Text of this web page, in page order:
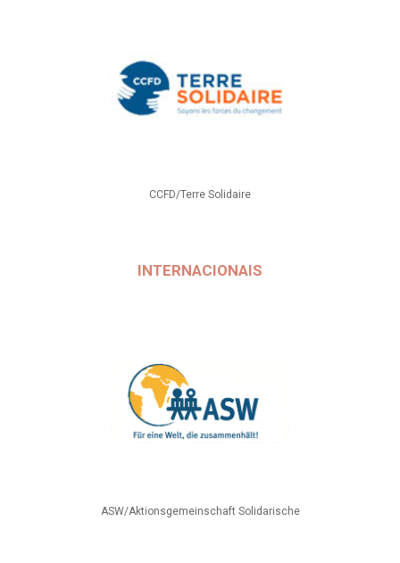
CCFD/Terre Solidaire
INTERNACIONAIS
ASW/Aktionsgemeinschaft Solidarische